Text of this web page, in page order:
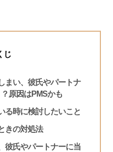
じ
まい、彼氏やパートナ
原因はPMSかも
る時に検討したいこと
きの対処法
彼氏やパートナーに当